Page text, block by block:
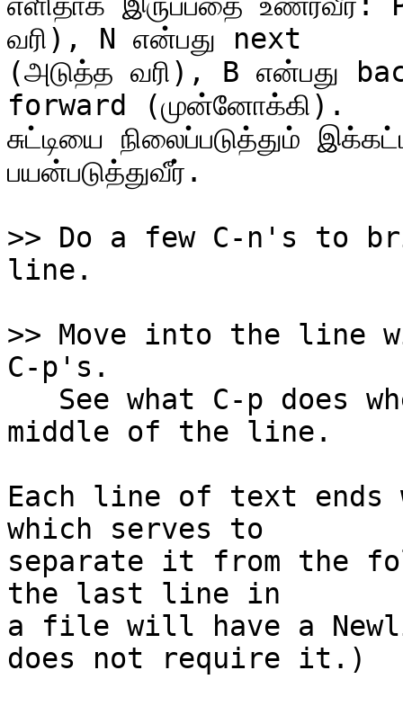
வரி), N என்பது next
(அடுத்த வரி), B என்பது
forward (முன்னோக்கி).
சுட்டியை நிலைப்படுத்தும்
பயன்படுத்துவீர்.
>> Do a few C-n's to
>> Move into the line
middle of the line.
Each line of text ends
which serves to
separate it from the
the last line in
a file will have a
does not require it.)